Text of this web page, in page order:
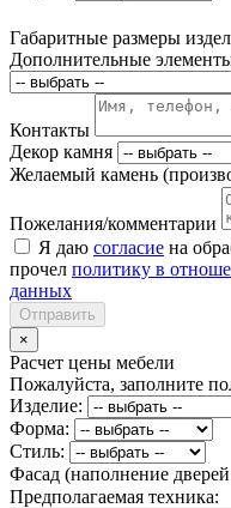
Габаритные размеры
Дополнительные
Контакты
Декор камня
Желаемый камень
Пожелания/комментарии
Я даю согласие на
прочел политику в
данных
Отправить
×
Расчет цены мебели
Пожалуйста, заполните
Изделие:
Форма:
Стиль:
Фасад (наполнение
Предполагаемая техника: